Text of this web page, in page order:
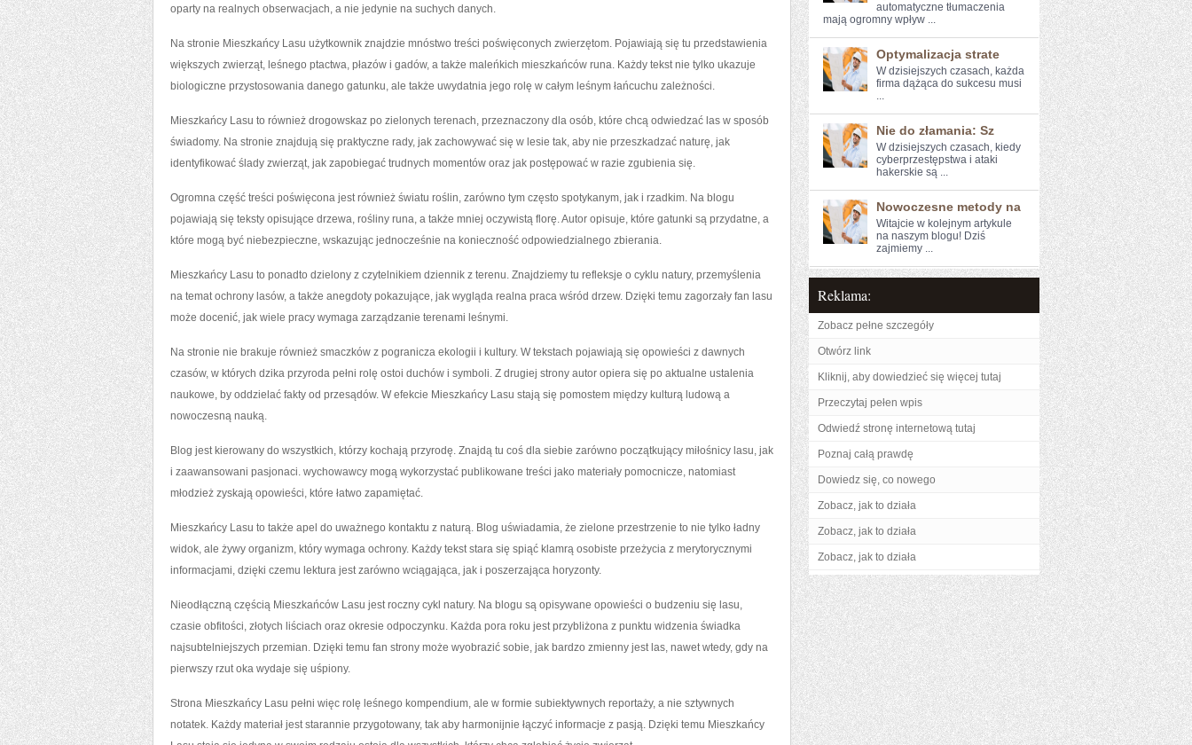
oparty na realnych obserwacjach, a nie jedynie na suchych danych.
Na stronie Mieszkańcy Lasu użytkownik znajdzie mnóstwo treści poświęconych zwierzętom. Pojawiają się tu przedstawienia
większych zwierząt, leśnego ptactwa, płazów i gadów, a także maleńkich mieszkańców runa. Każdy tekst nie tylko ukazuje
biologiczne przystosowania danego gatunku, ale także uwydatnia jego rolę w całym leśnym łańcuchu zależności.
Mieszkańcy Lasu to również drogowskaz po zielonych terenach, przeznaczony dla osób, które chcą odwiedzać las w sposób
świadomy. Na stronie znajdują się praktyczne rady, jak zachowywać się w lesie tak, aby nie przeszkadzać naturę, jak
identyfikować ślady zwierząt, jak zapobiegać trudnych momentów oraz jak postępować w razie zgubienia się.
Ogromna część treści poświęcona jest również światu roślin, zarówno tym często spotykanym, jak i rzadkim. Na blogu
pojawiają się teksty opisujące drzewa, rośliny runa, a także mniej oczywistą florę. Autor opisuje, które gatunki są przydatne, a
które mogą być niebezpieczne, wskazując jednocześnie na konieczność odpowiedzialnego zbierania.
Mieszkańcy Lasu to ponadto dzielony z czytelnikiem dziennik z terenu. Znajdziemy tu refleksje o cyklu natury, przemyślenia
na temat ochrony lasów, a także anegdoty pokazujące, jak wygląda realna praca wśród drzew. Dzięki temu zagorzały fan lasu
może docenić, jak wiele pracy wymaga zarządzanie terenami leśnymi.
Na stronie nie brakuje również smaczków z pogranicza ekologii i kultury. W tekstach pojawiają się opowieści z dawnych
czasów, w których dzika przyroda pełni rolę ostoi duchów i symboli. Z drugiej strony autor opiera się po aktualne ustalenia
naukowe, by oddzielać fakty od przesądów. W efekcie Mieszkańcy Lasu stają się pomostem między kulturą ludową a
nowoczesną nauką.
Blog jest kierowany do wszystkich, którzy kochają przyrodę. Znajdą tu coś dla siebie zarówno początkujący miłośnicy lasu, jak
i zaawansowani pasjonaci. wychowawcy mogą wykorzystać publikowane treści jako materiały pomocnicze, natomiast
młodzież zyskają opowieści, które łatwo zapamiętać.
Mieszkańcy Lasu to także apel do uważnego kontaktu z naturą. Blog uświadamia, że zielone przestrzenie to nie tylko ładny
widok, ale żywy organizm, który wymaga ochrony. Każdy tekst stara się spiąć klamrą osobiste przeżycia z merytorycznymi
informacjami, dzięki czemu lektura jest zarówno wciągająca, jak i poszerzająca horyzonty.
Nieodłączną częścią Mieszkańców Lasu jest roczny cykl natury. Na blogu są opisywane opowieści o budzeniu się lasu,
czasie obfitości, złotych liściach oraz okresie odpoczynku. Każda pora roku jest przybliżona z punktu widzenia świadka
najsubtelniejszych przemian. Dzięki temu fan strony może wyobrazić sobie, jak bardzo zmienny jest las, nawet wtedy, gdy na
pierwszy rzut oka wydaje się uśpiony.
Strona Mieszkańcy Lasu pełni więc rolę leśnego kompendium, ale w formie subiektywnych reportaży, a nie sztywnych
notatek. Każdy materiał jest starannie przygotowany, tak aby harmonijnie łączyć informacje z pasją. Dzięki temu Mieszkańcy
⁣automatyczne ⁣tłumaczenia
mają ogromny wpływ ...
Optymalizacja strate
W dzisiejszych czasach, każda
firma dążąca do sukcesu musi
...
Nie do złamania: Sz
W ‍dzisiejszych czasach, kiedy
cyberprzestępstwa i ‌ataki
hakerskie są ...
Nowoczesne metody na
Witajcie w kolejnym artykule⁤
na naszym blogu! Dziś
zajmiemy ...
Reklama:
Zobacz pełne szczegóły
Otwórz link
Kliknij, aby dowiedzieć się więcej tutaj
Przeczytaj pełen wpis
Odwiedź stronę internetową tutaj
Poznaj całą prawdę
Dowiedz się, co nowego
Zobacz, jak to działa
Zobacz, jak to działa
Zobacz, jak to działa